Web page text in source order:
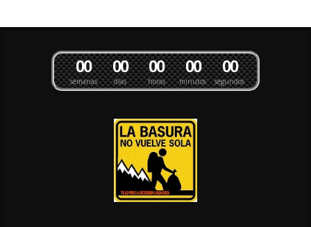
semanas
00
días
00
horas
00
minutos
00
segundos
00